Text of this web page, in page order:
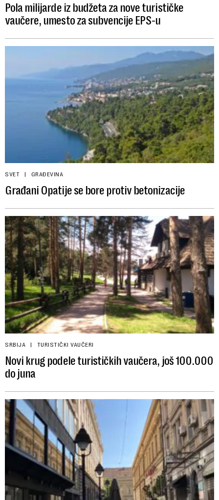
Pola milijarde iz budžeta za nove turističke
vaučere, umesto za subvencije EPS-u
SVET GRAĐEVINA
Građani Opatije se bore protiv betonizacije
SRBIJA TURISTIČKI VAUČERI
Novi krug podele turističkih vaučera, još 100.000
do juna